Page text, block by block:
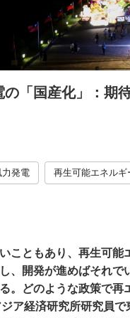
「国産化」：期
力発電 再生可能エネルギ
こともあり、再生可
、開発が進めばそれ
。どのような政策で
ア経済研究所研究員